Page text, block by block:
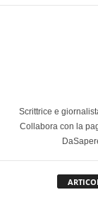
Scrittrice e
Collabora con la